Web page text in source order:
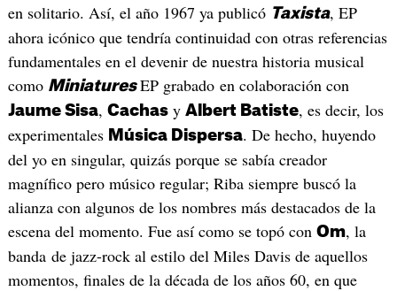
en solitario. Así, el año 1967 ya publicó Taxista, EP
ahora icónico que tendría continuidad con otras referencias
fundamentales en el devenir de nuestra historia musical
como Miniatures EP grabado en colaboración con
Jaume Sisa, Cachasy Albert Batiste, es decir, los
experimentales Música Dispersa. De hecho, huyendo
del yo en singular, quizás porque se sabía creador
magnífico pero músico regular; Riba siempre buscó la
alianza con algunos de los nombres más destacados de la
escena del momento. Fue así como se topó con Om, la
banda de jazz-rock al estilo del Miles Davis de aquellos
momentos, finales de la década de los años 60, en que